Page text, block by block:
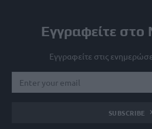
Εγγραφείτε
Εγγραφείτε στις
SUBSCRIBE